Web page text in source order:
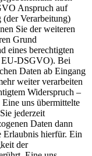
Anspruch auf
Verarbeitung)
Sie der weiteren
Grund
eines berechtigten
EU-DSGVO). Bei
Daten ab Eingang
weiter verarbeiten
Widerspruch –
uns übermittelte
jederzeit
Daten dann
Erlaubnis hierfür. Ein
der